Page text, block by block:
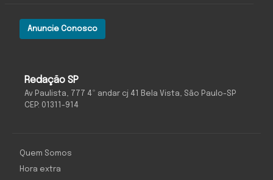
Redação SP
Av Paulista, 777 4º andar cj 41 Bela Vista, São Paulo-SP
CEP: 01311-914
Anuncie Conosco
Quem Somos
Hora extra